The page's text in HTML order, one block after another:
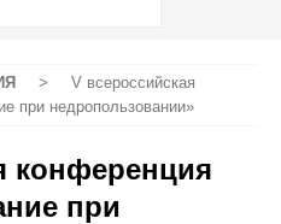
>
V всероссийская
при недропользовании»
конференция
при